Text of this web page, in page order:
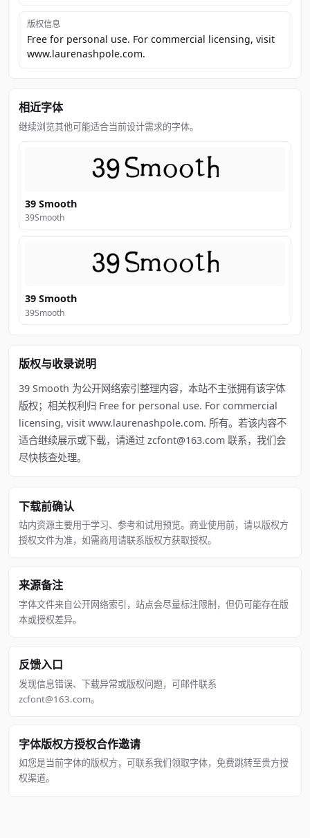
版权信息
Free for personal use. For commercial licensing, visit
www.laurenashpole.com.
相近字体
继续浏览其他可能适合当前设计需求的字体。
39 Smooth
39Smooth
39 Smooth
39Smooth
版权与收录说明
39 Smooth 为公开网络索引整理内容，本站不主张拥有该字体
版权；相关权利归 Free for personal use. For commercial
licensing, visit www.laurenashpole.com. 所有。若该内容不
适合继续展示或下载，请通过 zcfont@163.com 联系，我们会
尽快核查处理。
下载前确认
站内资源主要用于学习、参考和试用预览。商业使用前，请以版权方
授权文件为准，如需商用请联系版权方获取授权。
来源备注
字体文件来自公开网络索引，站点会尽量标注限制，但仍可能存在版
本或授权差异。
反馈入口
发现信息错误、下载异常或版权问题，可邮件联系
zcfont@163.com。
字体版权方授权合作邀请
如您是当前字体的版权方，可联系我们领取字体，免费跳转至贵方授
权渠道。